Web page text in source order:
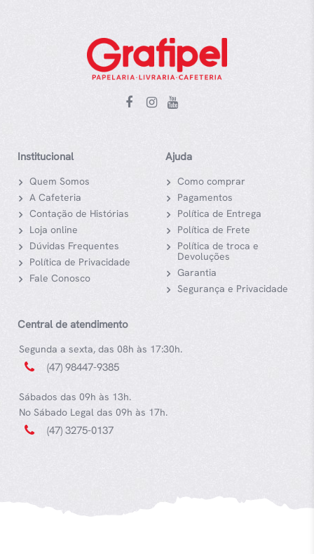
Institucional
Quem Somos
A Cafeteria
Contação de Histórias
Loja online
Dúvidas Frequentes
Política de Privacidade
Fale Conosco
Ajuda
Como comprar
Pagamentos
Política de Entrega
Política de Frete
Política de troca e
Devoluções
Garantia
Segurança e Privacidade
Central de atendimento
Segunda a sexta, das 08h às 17:30h.
(47) 98447-9385
Sábados das 09h às 13h.
No Sábado Legal das 09h às 17h.
(47) 3275-0137